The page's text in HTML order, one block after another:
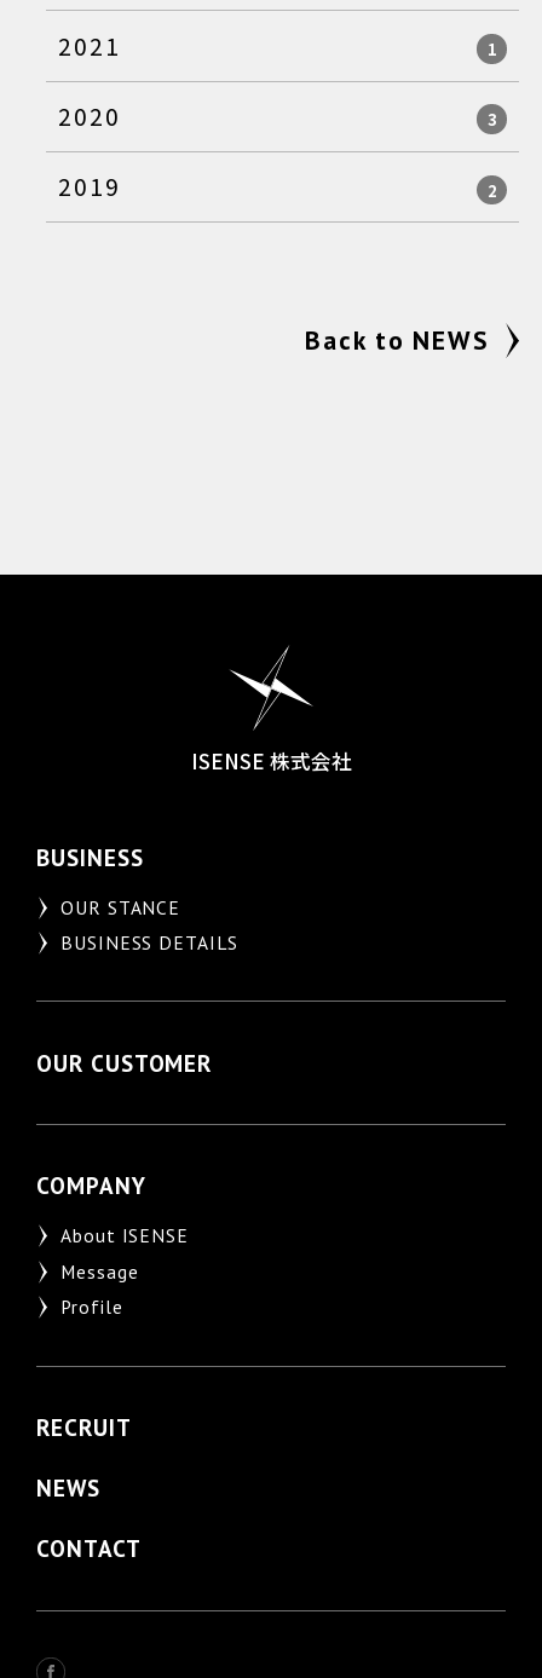
2021 1
2020 3
2019 2
Back to NEWS
ISENSE 株式会社
BUSINESS
OUR STANCE
BUSINESS DETAILS
OUR CUSTOMER
COMPANY
About ISENSE
Message
Profile
RECRUIT
NEWS
CONTACT